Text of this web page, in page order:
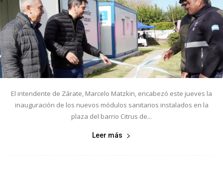
El intendente de Zárate, Marcelo Matzkin, encabezó este jueves la
inauguración de los nuevos módulos sanitarios instalados en la
plaza del barrio Citrus de...
Leer más